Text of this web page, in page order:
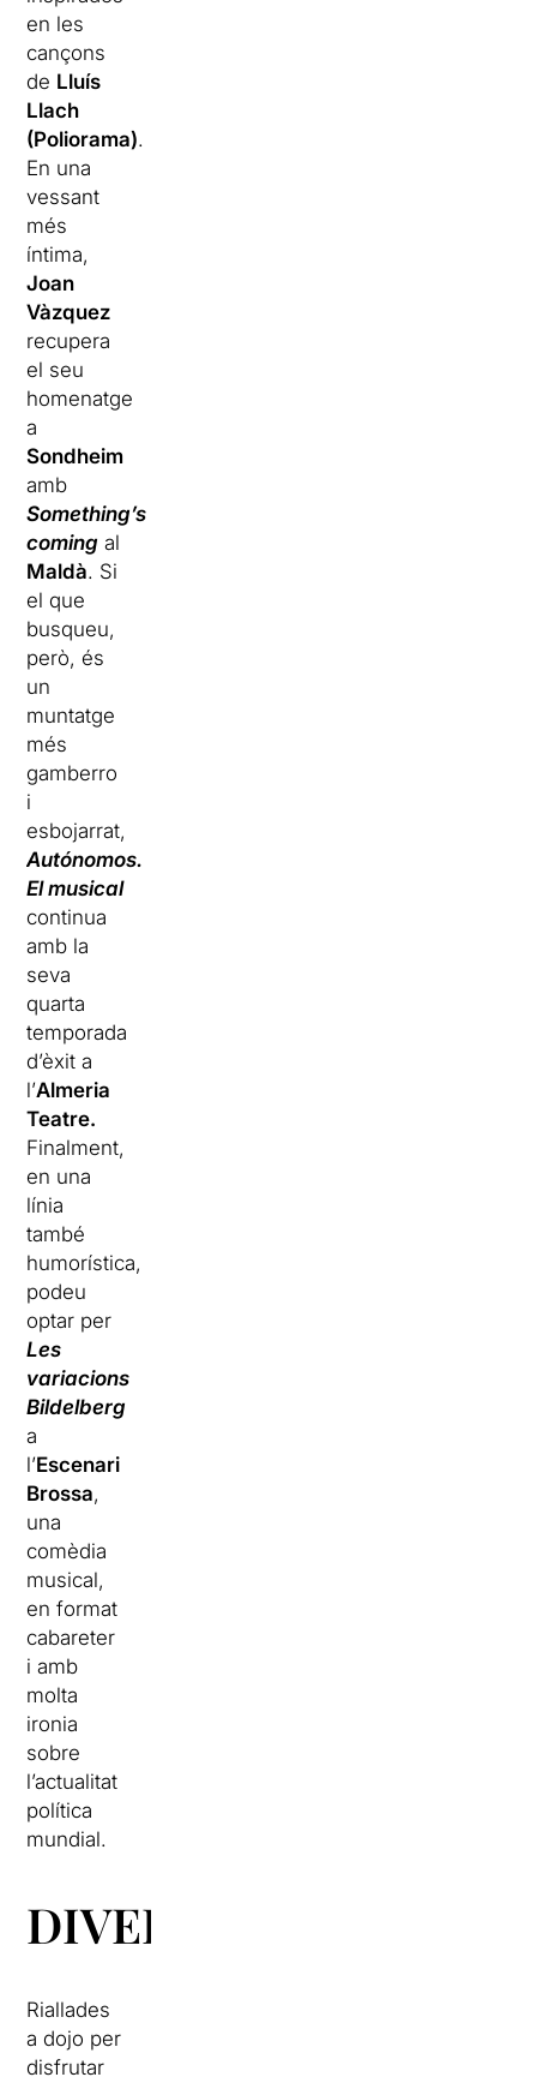
en les
cançons
de Lluís
Llach
(Poliorama).
En una
vessant
més
íntima,
Joan
Vàzquez
recupera
el seu
homenatge
a
Sondheim
amb
Something’s
coming al
Maldà. Si
el que
busqueu,
però, és
un
muntatge
més
gamberro
i
esbojarrat,
Autónomos.
El musical
continua
amb la
seva
quarta
temporada
d’èxit a
l’Almeria
Teatre.
Finalment,
en una
línia
també
humorística,
podeu
optar per
Les
variacions
Bildelberg
a
l’Escenari
Brossa,
una
comèdia
musical,
en format
cabareter
i amb
molta
ironia
sobre
l’actualitat
política
mundial.
DIVERTIDES
Riallades
a dojo per
disfrutar